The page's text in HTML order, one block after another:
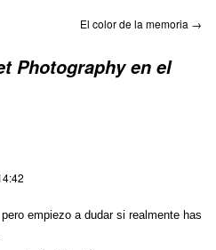
El color de la memoria →
Photography en el
empiezo a dudar si realmente has